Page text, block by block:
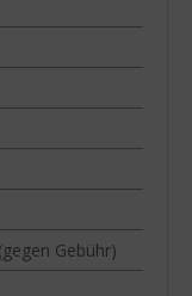
Gebühr)